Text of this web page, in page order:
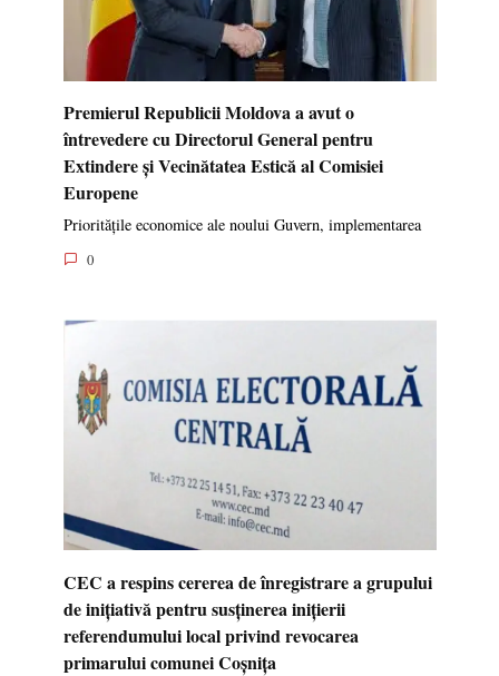
Premierul Republicii Moldova a avut o
întrevedere cu Directorul General pentru
Extindere și Vecinătatea Estică al Comisiei
Europene
Prioritățile economice ale noului Guvern, implementarea
0
CEC a respins cererea de înregistrare a grupului
de inițiativă pentru susținerea inițierii
referendumului local privind revocarea
primarului comunei Coșnița